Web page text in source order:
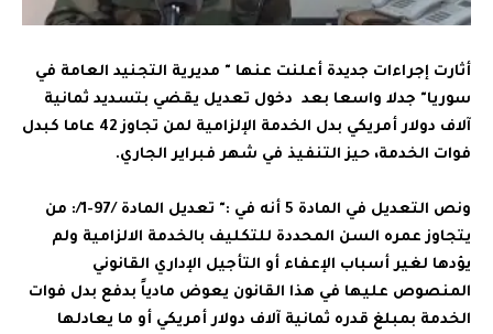
أثارت إجراءات جديدة أعلنت عنها " مديرية التجنيد العامة في
سوريا" جدلا واسعا بعد دخول تعديل يقضي بتسديد ثمانية
آلاف دولار أمريكي بدل الخدمة الإلزامية لمن تجاوز 42 عاما كبدل
فوات الخدمة، حيز التنفيذ في شهر فبراير الجاري.
ونص التعديل في المادة 5 أنه في :" تعديل المادة /97-1/: من
يتجاوز عمره السن المحددة للتكليف بالخدمة الالزامية ولم
يؤدها لغير أسباب الإعفاء أو التأجيل الإداري القانوني
المنصوص عليها في هذا القانون يعوض مادياً بدفع بدل فوات
الخدمة بمبلغ قدره ثمانية آلاف دولار أمريكي أو ما يعادلها